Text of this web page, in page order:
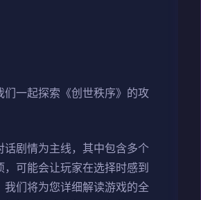
们一起探索《创世秩序》的攻
话剧情为主线，其中包含多个
，可能会让玩家在选择时感到
我们将为您详细解读游戏的全